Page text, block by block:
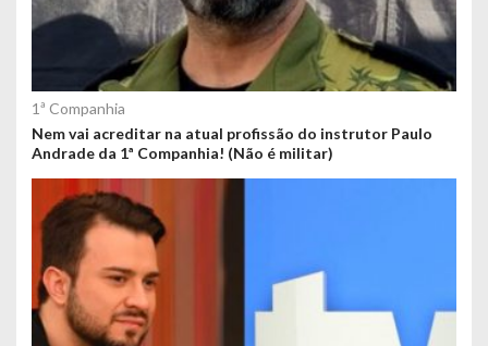
1ª Companhia
Nem vai acreditar na atual profissão do instrutor Paulo
Andrade da 1ª Companhia! (Não é militar)